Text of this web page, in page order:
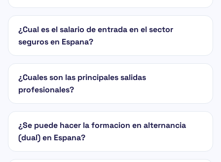
¿Cual es el salario de entrada en el sector
seguros en Espana?
¿Cuales son las principales salidas
profesionales?
¿Se puede hacer la formacion en alternancia
(dual) en Espana?